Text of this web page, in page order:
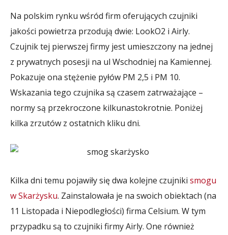
Na polskim rynku wśród firm oferujących czujniki
jakości powietrza przodują dwie: LookO2 i Airly.
Czujnik tej pierwszej firmy jest umieszczony na jednej
z prywatnych posesji na ul Wschodniej na Kamiennej.
Pokazuje ona stężenie pyłów PM 2,5 i PM 10.
Wskazania tego czujnika są czasem zatrważające –
normy są przekroczone kilkunastokrotnie. Poniżej
kilka zrzutów z ostatnich kliku dni.
Kilka dni temu pojawiły się dwa kolejne czujniki smogu
w Skarżysku. Zainstalowała je na swoich obiektach (na
11 Listopada i Niepodległości) firma Celsium. W tym
przypadku są to czujniki firmy Airly. One również